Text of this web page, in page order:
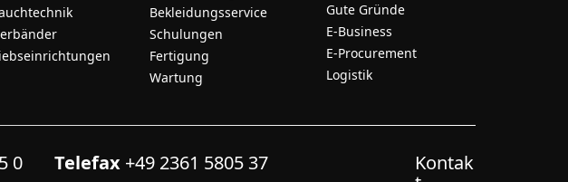
Bekleidungsservice
Schulungen
Fertigung
Wartung
Gute Gründe
E-Business
E-Procurement
Logistik
0 Telefax +49 2361 5805 37
Kontak